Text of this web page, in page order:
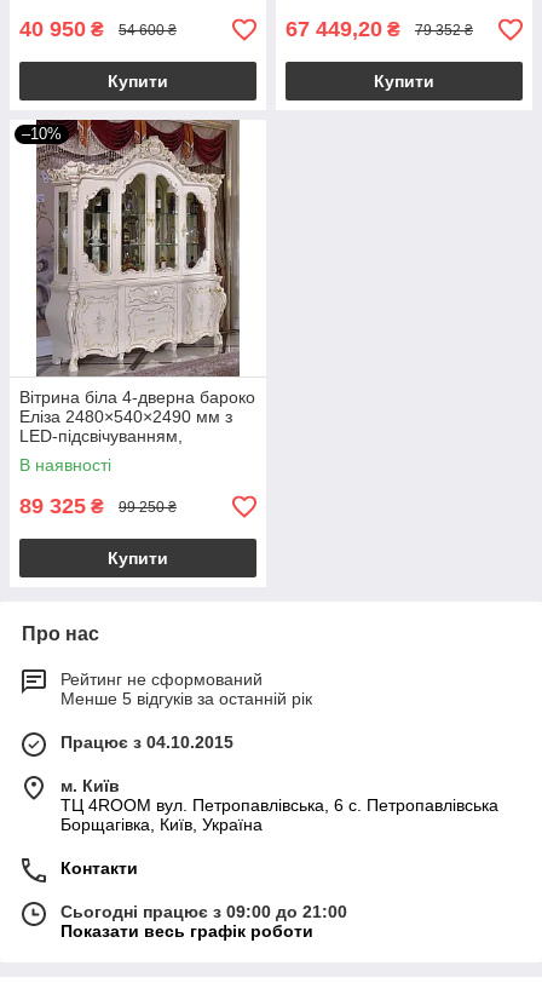
40 950 ₴ 54 600 ₴
Купити
67 449,20 ₴ 79 352 ₴
Купити
–10%
Вітрина біла 4-дверна бароко
Еліза 2480×540×2490 мм з
LED-підсвічуванням,
скляними фасадами і
дзеркальною задньою
стінкою
В наявності
89 325 ₴ 99 250 ₴
Купити
Про нас
Рейтинг не сформований
Менше 5 відгуків за останній рік
Працює з 04.10.2015
м. Київ
ТЦ 4ROOM вул. Петропавлівська, 6 с. Петропавлівська
Борщагівка, Київ, Україна
Контакти
Сьогодні працює з 09:00 до 21:00
Показати весь графік роботи